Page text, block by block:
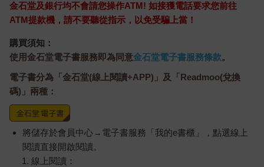
金石堂及銀行均不會請您操作ATM! 如接獲電話要求您前往
ATM提款機，請不要聽從指示，以免受騙上當！
購買須知：
使用金石堂電子書服務即為同意金石堂電子書服務條款。
電子書分為「金石堂(線上閱讀+APP)」及「Readmoo(兌換
碼)」兩種：
將儲存於會員中心→電子書服務「我的e書櫃」，點選線上
閱讀直接開啟閱讀。
線上閱讀：